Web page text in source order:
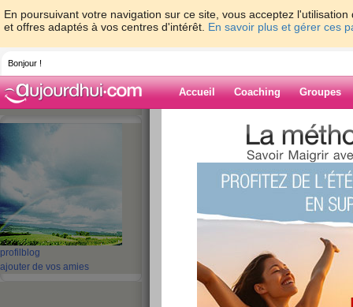
En poursuivant votre navigation sur ce site, vous acceptez
et offres adaptés à vos centres d'intérêt. En savoir plus et gérer ces
Bonjour !
Accueil Coaching Groupes
profil blog
ajouter de vos amies
>
Blog de gibay
Après rendez-vous avec ma nutritioniste, elle
que je mange des yaourts tous les jours. Pour